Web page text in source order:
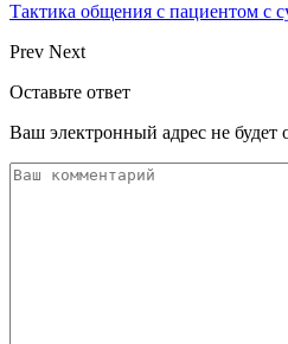
Тактика общения с пациентом с
Prev Next
Оставьте ответ
Ваш электронный адрес не будет